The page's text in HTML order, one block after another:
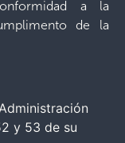
a la
de la
y 53 de su